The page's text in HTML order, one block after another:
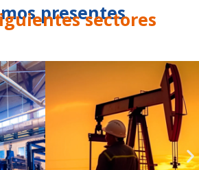
presentes
sectores